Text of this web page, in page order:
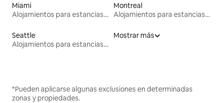
Miami
Alojamientos para estancias largas
Montreal
Alojamientos para estancias largas
Seattle
Alojamientos para estancias largas
Mostrar más
*Pueden aplicarse algunas exclusiones en determinadas
zonas y propiedades.